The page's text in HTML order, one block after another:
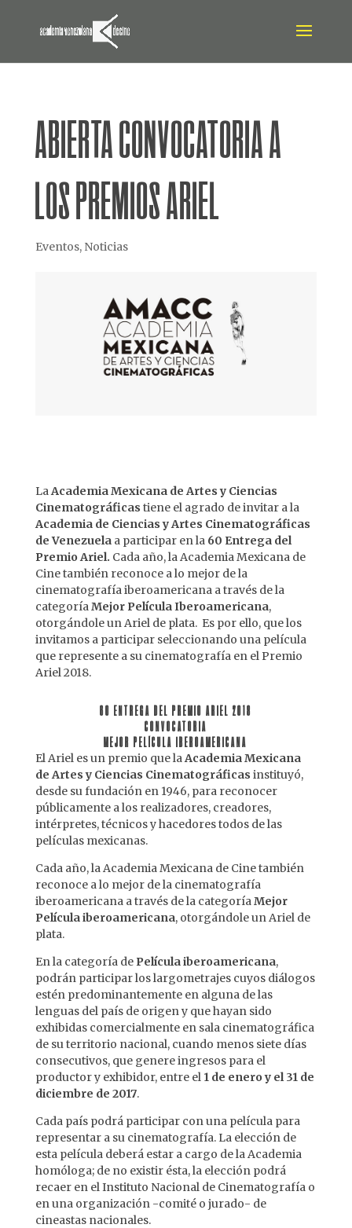
ABIERTA CONVOCATORIA A
LOS PREMIOS ARIEL
Eventos, Noticias
La Academia Mexicana de Artes y Ciencias
Cinematográficas tiene el agrado de invitar a la
Academia de Ciencias y Artes Cinematográficas
de Venezuelaa participar en la 60 Entrega del
Premio Ariel. Cada año, la Academia Mexicana de
Cine también reconoce a lo mejor de la
cinematografía iberoamericana a través de la
categoría Mejor Película Iberoamericana,
otorgándole un Ariel de plata. Es por ello, que los
invitamos a participar seleccionando una película
que represente a su cinematografía en el Premio
Ariel 2018.
60 ENTREGA DEL PREMIO ARIEL 2018
CONVOCATORIA
MEJOR PELÍCULA IBEROAMERICANA
El Ariel es un premio que la Academia Mexicana
de Artes y Ciencias Cinematográficas instituyó,
desde su fundación en 1946, para reconocer
públicamente a los realizadores, creadores,
intérpretes, técnicos y hacedores todos de las
películas mexicanas.
Cada año, la Academia Mexicana de Cine también
reconoce a lo mejor de la cinematografía
iberoamericana a través de la categoría Mejor
Película iberoamericana, otorgándole un Ariel de
plata.
En la categoría de Película iberoamericana,
podrán participar los largometrajes cuyos diálogos
estén predominantemente en alguna de las
lenguas del país de origen y que hayan sido
exhibidas comercialmente en sala cinematográfica
de su territorio nacional, cuando menos siete días
consecutivos, que genere ingresos para el
productor y exhibidor, entre el 1 de enero y el 31 de
diciembre de 2017.
Cada país podrá participar con una película para
representar a su cinematografía. La elección de
esta película deberá estar a cargo de la Academia
homóloga; de no existir ésta, la elección podrá
recaer en el Instituto Nacional de Cinematografía o
en una organización -comité o jurado- de
cineastas nacionales.